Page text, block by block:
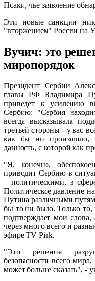
Псаки, чье заявление
Эти новые санкции
"вторжением" России на
Вучич: это
миропорядок
Президент Сербии
главы РФ Владимира
приведет к усилению
Сербию: "Сербия
всегда высказывала
третьей стороны - у вас
как бы ни произошло,
данность, с которой как
"Я, конечно,
приводит Сербию в
– политическими, в
Политическое давление
Путина различными
бы то ни было. Только то,
подтверждает мои
через много всего и
эфире TV Pink.
"Это решение
безопасности всего
может больше сказать", -